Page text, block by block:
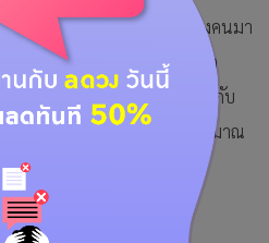
งแบบปุบปับ การเงิน ระวังเรื่องคนมา
ากซึ่งท่านก็ควรช่วยแต่น้อย คิด
ระวังอย่าไปให้ความสนิทสนมกับ
งงานก็ต้องมีความห่างพอประมาณ